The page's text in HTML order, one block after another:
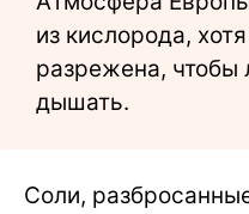
из кислорода,
разрежена, чтобы
дышать.
Соли,